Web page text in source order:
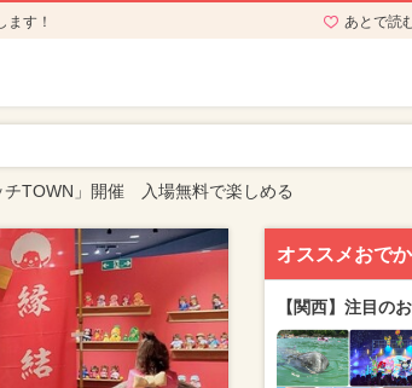
す！ あとで読
TOWN」開催 入場無料で楽しめる
オススメおで
【関西】注目の